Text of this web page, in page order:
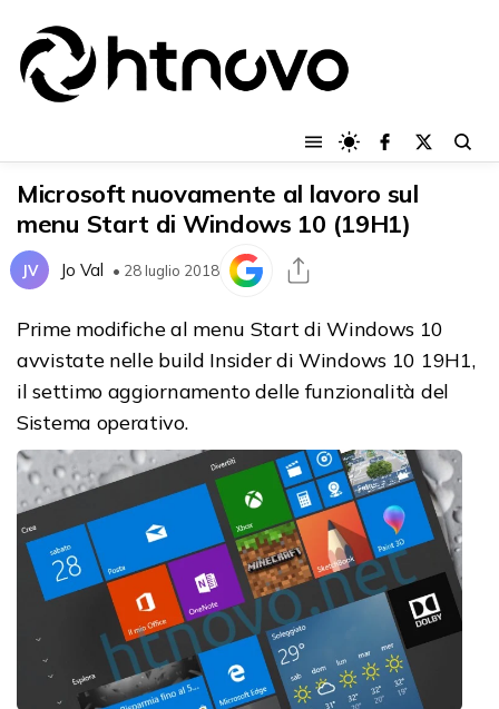
Microsoft nuovamente al lavoro sul
menu Start di Windows 10 (19H1)
JV Jo Val • 28 luglio 2018
Prime modifiche al menu Start di Windows 10
avvistate nelle build Insider di Windows 10 19H1,
il settimo aggiornamento delle funzionalità del
Sistema operativo.